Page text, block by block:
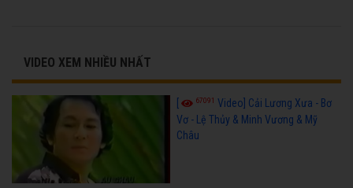
VIDEO XEM NHIỀU NHẤT
[ 67091 Video] Cải Lương Xưa - Bơ
Vơ - Lệ Thủy & Minh Vương & Mỹ
Châu